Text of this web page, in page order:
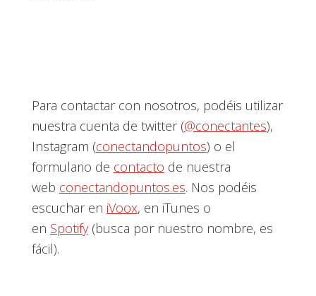
Para contactar con nosotros, podéis utilizar
nuestra cuenta de twitter (@conectantes),
Instagram (conectandopuntos) o el
formulario de contacto de nuestra
web conectandopuntos.es. Nos podéis
escuchar en iVoox, en iTunes o
en Spotify(busca por nuestro nombre, es
fácil).